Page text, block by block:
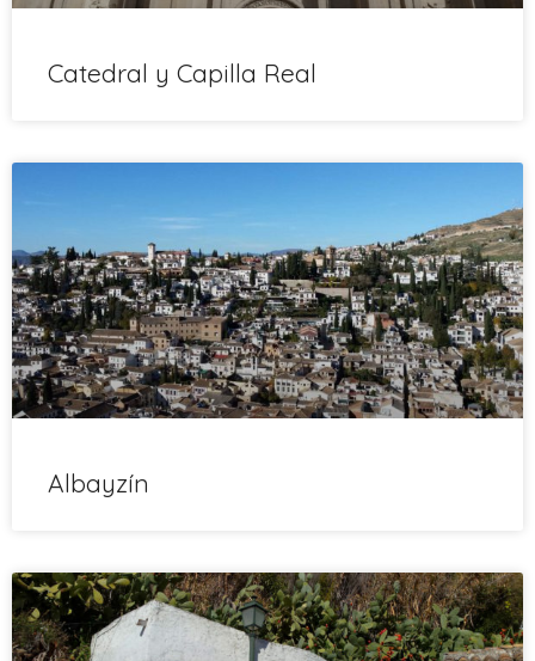
Catedral y Capilla Real
Albayzín